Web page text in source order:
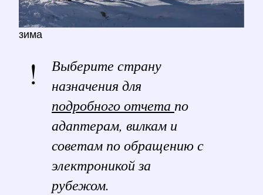
зима
Выберите страну
назначения для
подробного отчета по
адаптерам, вилкам и
советам по обращению с
электроникой за
рубежом.